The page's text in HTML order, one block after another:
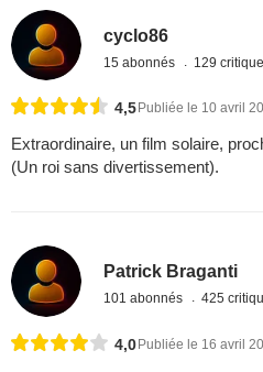
cyclo86
15 abonnés 129
4,5 Publiée le 10 avril
Extraordinaire, un film solaire,
(Un roi sans divertissement).
Patrick Braganti
101 abonnés 425
4,0Publiée le 16 avril